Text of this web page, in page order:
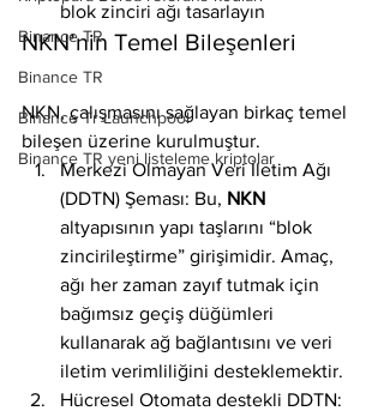
Binance TR
Binance TR
Binance Tr Launchpool
Binance TR yeni listeleme kriptolar
blok zinciri ağı tasarlayın
NKN’nin Temel Bileşenleri
NKN, çalışmasını sağlayan birkaç temel
bileşen üzerine kurulmuştur.
Merkezi Olmayan Veri İletim Ağı
(DDTN) Şeması: Bu, NKN
altyapısının yapı taşlarını “blok
zincirileştirme” girişimidir. Amaç,
ağı her zaman zayıf tutmak için
bağımsız geçiş düğümleri
kullanarak ağ bağlantısını ve veri
iletim verimliliğini desteklemektir.
Hücresel Otomata destekli DDTN: